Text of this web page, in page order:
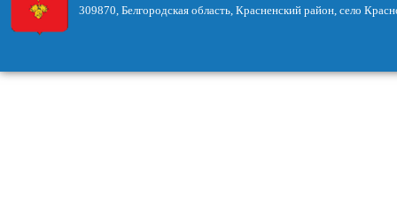
309870, Белгородская область, Красненский район, село